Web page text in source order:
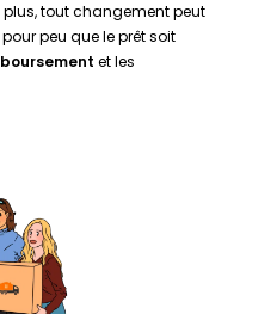
tout changement peut
pour peu que le prêt soit
et les